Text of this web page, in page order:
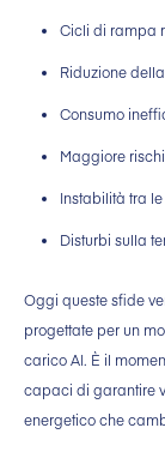
Cicli di rampa
Riduzione
Consumo
Maggiore
Instabilità tra
Disturbi sulla
Oggi queste sfide
progettate per un
carico AI. È il
capaci di garantire
energetico che